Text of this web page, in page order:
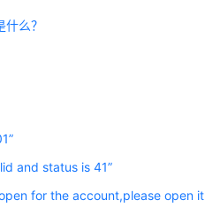
么？
and status is 41”
for the account,please open